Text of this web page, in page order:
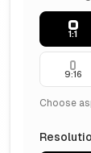
1:1
9:16
Choose